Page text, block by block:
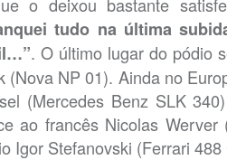
tudo na última
. O último lugar do pódio
(Nova NP 01). Ainda no
(Mercedes Benz SLK
ao francês Nicolas Werver
Igor Stefanovski (Ferrari